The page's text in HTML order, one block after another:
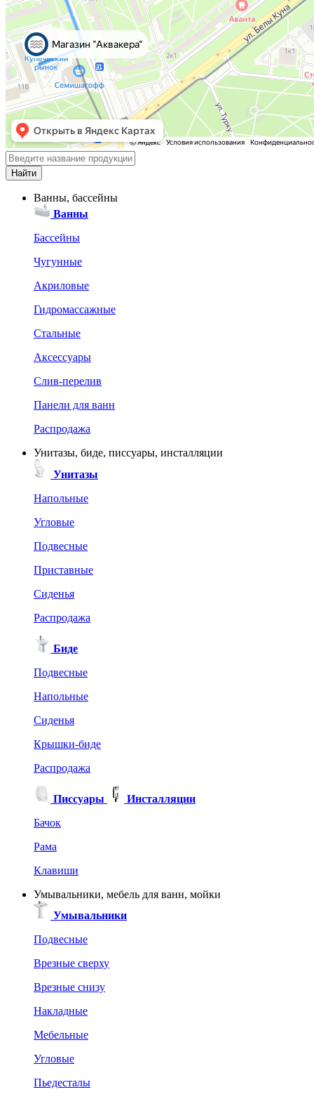
Ванны, бассейны
Ванны
Бассейны
Чугунные
Акриловые
Гидромассажные
Стальные
Аксессуары
Слив-перелив
Панели для ванн
Распродажа
Унитазы, биде, писсуары, инсталляции
Унитазы
Напольные
Угловые
Подвесные
Приставные
Сиденья
Распродажа
Биде
Подвесные
Напольные
Сиденья
Крышки-биде
Распродажа
Писсуары
Инсталляции
Бачок
Рама
Клавиши
Умывальники, мебель для ванн, мойки
Умывальники
Подвесные
Врезные сверху
Врезные снизу
Накладные
Мебельные
Угловые
Пьедесталы